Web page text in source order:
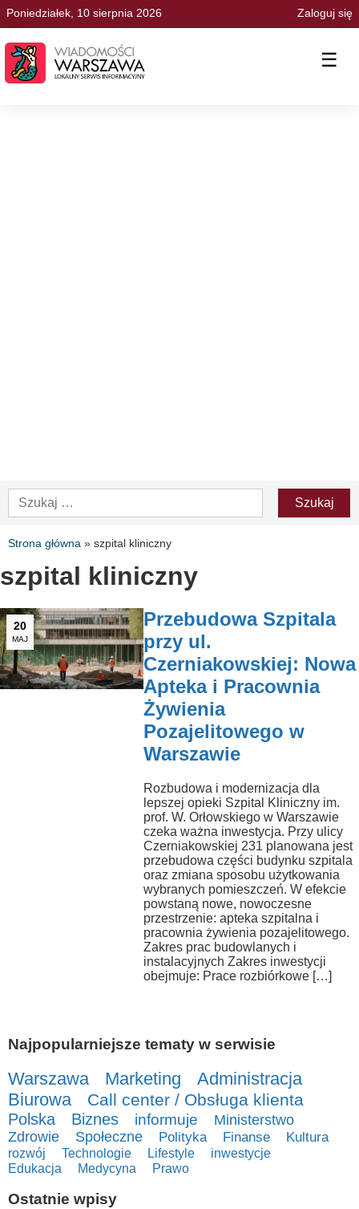
Poniedziałek, 10 sierpnia 2026 Zaloguj się
☰
Strona główna » szpital kliniczny
szpital kliniczny
20
MAJ
Przebudowa Szpitala
przy ul.
Czerniakowskiej: Nowa
Apteka i Pracownia
Żywienia
Pozajelitowego w
Warszawie
Rozbudowa i modernizacja dla
lepszej opieki Szpital Kliniczny im.
prof. W. Orłowskiego w Warszawie
czeka ważna inwestycja. Przy ulicy
Czerniakowskiej 231 planowana jest
przebudowa części budynku szpitala
oraz zmiana sposobu użytkowania
wybranych pomieszczeń. W efekcie
powstaną nowe, nowoczesne
przestrzenie: apteka szpitalna i
pracownia żywienia pozajelitowego.
Zakres prac budowlanych i
instalacyjnych Zakres inwestycji
obejmuje: Prace rozbiórkowe […]
Najpopularniejsze tematy w serwisie
Warszawa Marketing
Administracja
Biurowa
Call center / Obsługa klienta
Polska Biznes informuje Ministerstwo
Zdrowie Społeczne Polityka Finanse Kultura
rozwój Technologie Lifestyle
inwestycje
Edukacja
Medycyna Prawo
Ostatnie wpisy